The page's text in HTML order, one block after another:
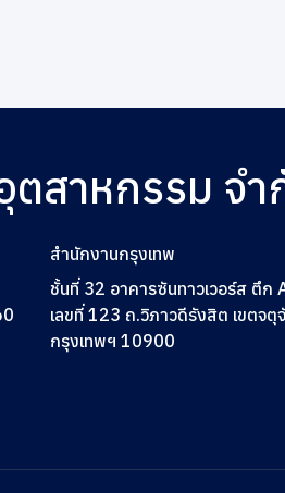
ตสาหกรรม จ
สำนักงานกรุงเทพ
ชั้นที่ 32 อาคารซันทาวเวอร์ส ตึก
เลขที่ 123 ถ.วิภาวดีรังสิต เขตจตุ
กรุงเทพฯ 10900